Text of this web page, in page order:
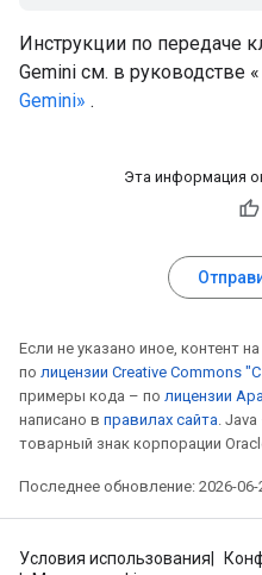
Инструкции по передаче
Gemini см. в руководстве «
Gemini» .
Эта информация
Если не указано иное, контент
по лицензии Creative Commons
примеры кода – по лицензии
написано в правилах сайта.
товарный знак корпорации
Последнее обновление: 2026-06-
Условия использования